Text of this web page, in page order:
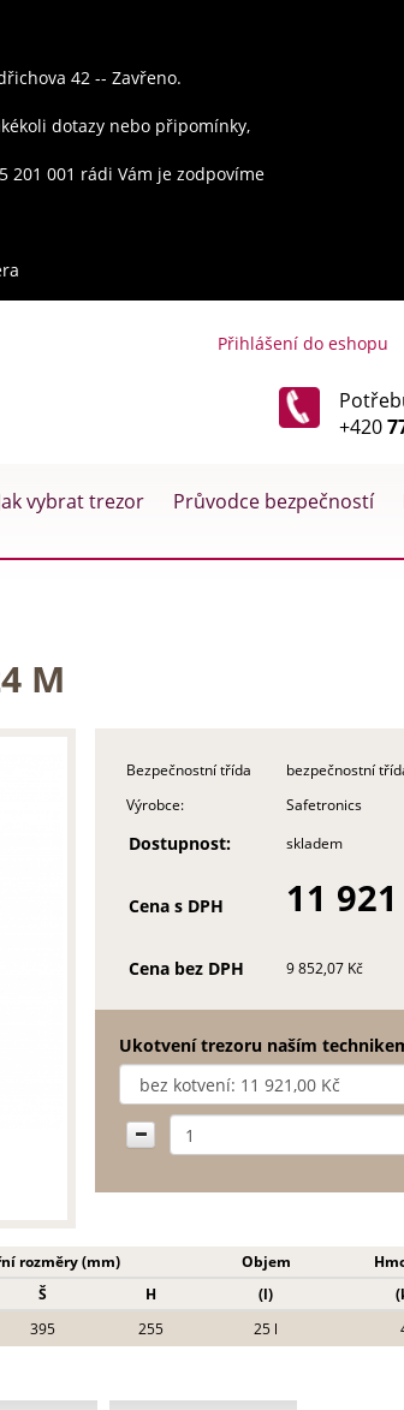
42 -- Zavřeno.
dotazy nebo připomínky,
201 001 rádi Vám je zodpovíme
Přihlášení do eshopu
+420
vybrat trezor Průvodce bezpečností
M
Bezpečnostní třída
bezpečnostní
Výrobce:
Safetronics
Dostupnost: skladem
Cena s DPH 11
Cena bez DPH 9 852,07 Kč
Ukotvení trezoru naším
rozměry (mm) Objem
Š H (l)
395 255 25 l